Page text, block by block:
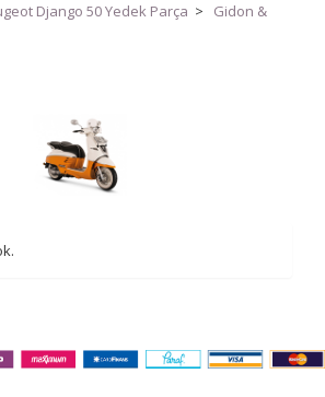
Django 50 Yedek Parça >
Gidon &